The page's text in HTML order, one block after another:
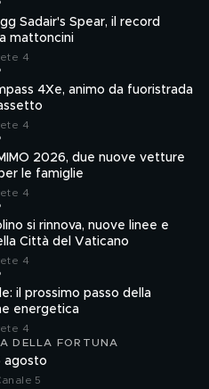
Sadair's Spear, il record
mattoncini
4
4Xe, animo da fuoristrada
4
2026, due nuove vetture
le famiglie
4
si rinnova, nuove linee e
Città del Vaticano
4
il prossimo passo della
energetica
4
DELLA FORTUNA
agosto
5